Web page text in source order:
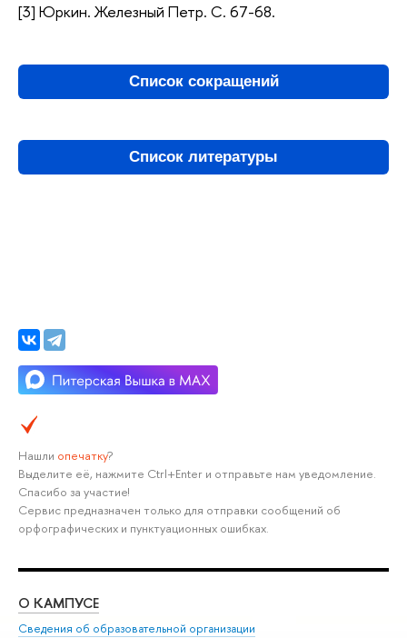
[3] Юркин. Железный Петр. С. 67-68.
Список сокращений
Список литературы
Нашли опечатку?
Выделите её, нажмите Ctrl+Enter и отправьте нам уведомление.
Спасибо за участие!
Сервис предназначен только для отправки сообщений об
орфографических и пунктуационных ошибках.
О КАМПУСЕ
Сведения об образовательной организации